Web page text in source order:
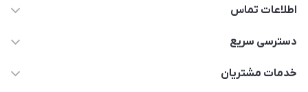
اطلاعات تماس
09170030302
دسترسی سریع
حساب کاربری
خدمات مشتریان